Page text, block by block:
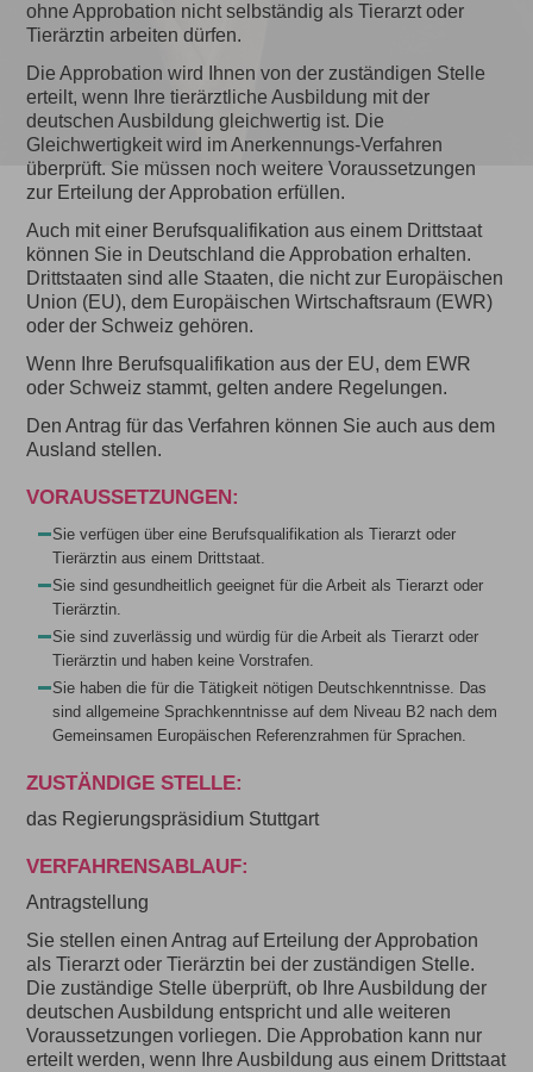
ohne Approbation nicht selbständig als Tierarzt oder
Tierärztin arbeiten dürfen.
Die Approbation wird Ihnen von der zuständigen Stelle
erteilt, wenn Ihre tierärztliche Ausbildung mit der
deutschen Ausbildung gleichwertig ist. Die
Gleichwertigkeit wird im Anerkennungs-Verfahren
überprüft. Sie müssen noch weitere Voraussetzungen
zur Erteilung der Approbation erfüllen.
Auch mit einer Berufsqualifikation aus einem Drittstaat
können Sie in Deutschland die Approbation erhalten.
Drittstaaten sind alle Staaten, die nicht zur Europäischen
Union (EU), dem Europäischen Wirtschaftsraum (EWR)
oder der Schweiz gehören.
Wenn Ihre Berufsqualifikation aus der EU, dem EWR
oder Schweiz stammt, gelten andere Regelungen.
Den Antrag für das Verfahren können Sie auch aus dem
Ausland stellen.
VORAUSSETZUNGEN:
Sie verfügen über eine Berufsqualifikation als Tierarzt oder
Tierärztin aus einem Drittstaat.
Sie sind gesundheitlich geeignet für die Arbeit als Tierarzt oder
Tierärztin.
Sie sind zuverlässig und würdig für die Arbeit als Tierarzt oder
Tierärztin und haben keine Vorstrafen.
Sie haben die für die Tätigkeit nötigen Deutschkenntnisse. Das
sind allgemeine Sprachkenntnisse auf dem Niveau B2 nach dem
Gemeinsamen Europäischen Referenzrahmen für Sprachen.
ZUSTÄNDIGE STELLE:
das Regierungspräsidium Stuttgart
VERFAHRENSABLAUF:
Antragstellung
Sie stellen einen Antrag auf Erteilung der Approbation
als Tierarzt oder Tierärztin bei der zuständigen Stelle.
Die zuständige Stelle überprüft, ob Ihre Ausbildung der
deutschen Ausbildung entspricht und alle weiteren
Voraussetzungen vorliegen. Die Approbation kann nur
erteilt werden, wenn Ihre Ausbildung aus einem Drittstaat